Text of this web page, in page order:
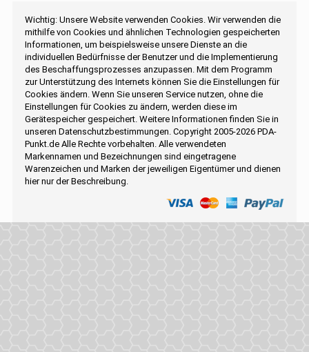
Wichtig: Unsere Website verwenden Cookies. Wir verwenden die
mithilfe von Cookies und ähnlichen Technologien gespeicherten
Informationen, um beispielsweise unsere Dienste an die
individuellen Bedürfnisse der Benutzer und die Implementierung
des Beschaffungsprozesses anzupassen. Mit dem Programm
zur Unterstützung des Internets können Sie die Einstellungen für
Cookies ändern. Wenn Sie unseren Service nutzen, ohne die
Einstellungen für Cookies zu ändern, werden diese im
Gerätespeicher gespeichert. Weitere Informationen finden Sie in
unseren Datenschutzbestimmungen. Copyright 2005-2026 PDA-
Punkt.de Alle Rechte vorbehalten. Alle verwendeten
Markennamen und Bezeichnungen sind eingetragene
Warenzeichen und Marken der jeweiligen Eigentümer und dienen
hier nur der Beschreibung.